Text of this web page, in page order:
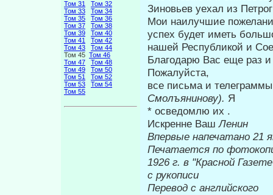
Том 31
Том 32
Том 33
Том 34
Том 35
Том 36
Том 37
Том 38
Том 39
Том 40
Том 41
Том 42
Том 43
Том 44
Том 45 Том 46
Том 47
Том 48
Том 49
Том 50
Том 51
Том 52
Том 53
Том 54
Том 55
Зиновьев уехал из
Мои наилучшие
успех будет иметь
нашей Респуб­ликой и
Благодарю Вас еще раз
Пожалуйста,
все письма и
Смолъянинову). Я
* осведомлю их .
Искренне ВашЛенин
Впервые
Печатается по
1926 г. в
с рукописи
Перевод с английского